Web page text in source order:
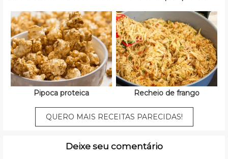
Pipoca proteica Recheio de frango
QUERO MAIS RECEITAS PARECIDAS!
Deixe seu comentário